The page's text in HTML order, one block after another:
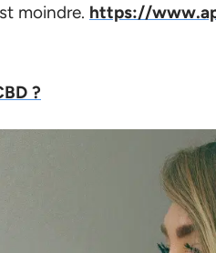
moindre. https://
?